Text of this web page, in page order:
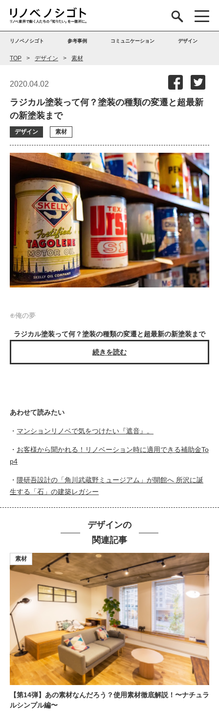
リノベノシゴト 参考事例 コミュニケーション デザイン
TOP デザイン 素材
2020.04.02
ラジカル塗装って何？塗装の種類の変遷と超最新
の新塗装まで
デザイン 素材
⊕俺の夢
ラジカル塗装って何？塗装の種類の変遷と超最新の新塗装まで
続きを読む
あわせて読みたい
・ マンションリノベで気をつけたい『遮音』。
・ お客様から聞かれる！リノベーション時に適用できる補助金To
p4
・ 隈研吾設計の「角川武蔵野ミュージアム」が開館へ 所沢に誕
生する「石」の建築レガシー
デザインの
関連記事
【第14弾】あの素材なんだろう？使用素材徹底解説！〜ナチュラ
ルシンプル編〜
素材